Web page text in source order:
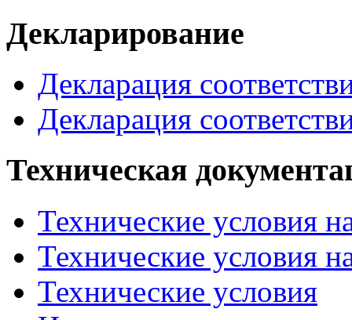
Декларирование
Декларация
Декларация
Техническая
Технические условия
Технические условия
Технические условия